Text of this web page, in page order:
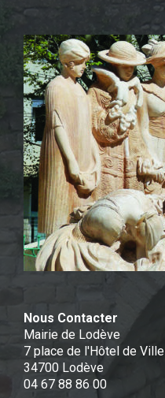
Nous Contacter
Mairie de Lodève
7 place de l'Hôtel de Ville
34700 Lodève
04 67 88 86 00